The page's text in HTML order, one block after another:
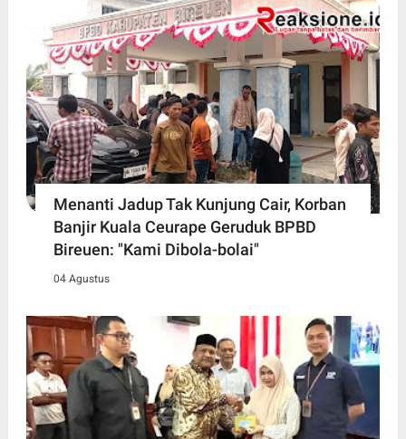
Menanti Jadup Tak Kunjung Cair, Korban
Banjir Kuala Ceurape Geruduk BPBD
Bireuen: "Kami Dibola-bolai"
04 Agustus